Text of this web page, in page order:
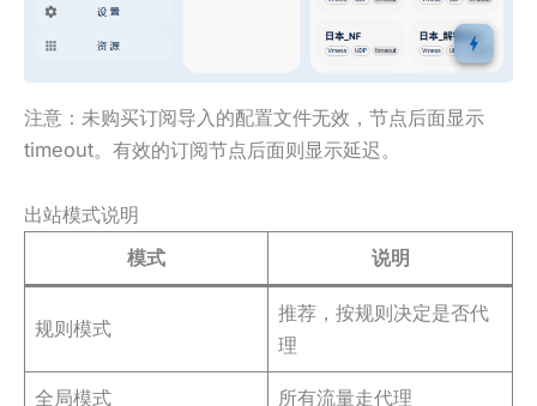
注意：未购买订阅导入的配置文件无效，节点后面显示
timeout。有效的订阅节点后面则显示延迟。
出站模式说明
模式
说明
规则模式
推荐，按规则决定是否代
理
全局模式 所有流量走代理